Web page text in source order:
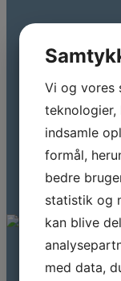
Vi og vores
teknologier,
indsamle
formål,
bedre
statistik og
kan blive
med data,